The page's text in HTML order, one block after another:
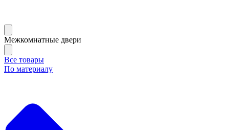
Межкомнатные двери
Все товары
По материалу